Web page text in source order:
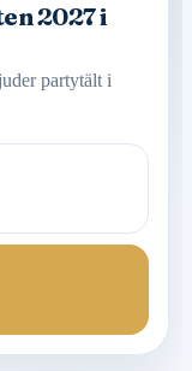
2027 i
partytält i